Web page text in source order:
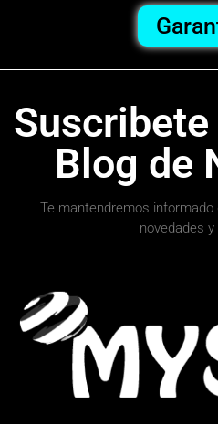
Blog de
Te mantendremos
novedades